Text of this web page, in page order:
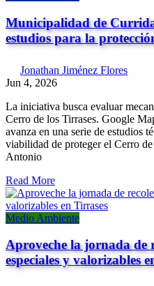
Municipalidad de
estudios para la
Jonathan Jiménez Flores
Jun 4, 2026
La iniciativa busca evaluar
Cerro de los Tirrases. Google
avanza en una serie de estudios
viabilidad de proteger el Cerro
Antonio
Read More
Medio Ambiente
Aproveche la jornada de
especiales y valorizables